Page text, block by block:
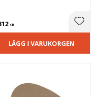
favoriter
KR Lägg
LÄGG I VARUKORGEN